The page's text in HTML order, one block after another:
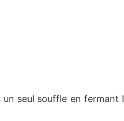
seul souffle en fermant l